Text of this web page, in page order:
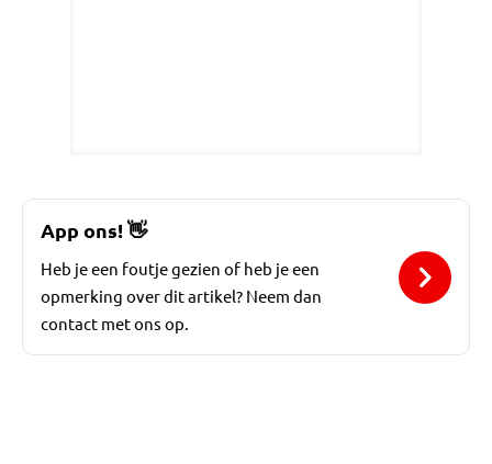
App ons!👋
Heb je een foutje gezien of heb je een
opmerking over dit artikel? Neem dan
contact met ons op.